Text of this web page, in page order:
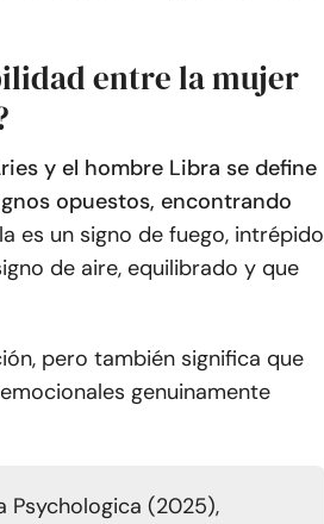
entre la mujer
y el hombre Libra se define
opuestos, encontrando
es un signo de fuego, intrépido
de aire, equilibrado y que
pero también significa que
genuinamente
Psychologica (2025),